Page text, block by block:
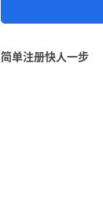
简单注册快人一步